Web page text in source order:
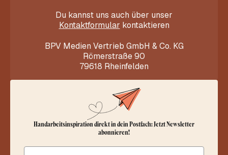
Du kannst uns auch über unser
Kontaktformular kontaktieren
BPV Medien Vertrieb GmbH & Co. KG
Römerstraße 90
79618 Rheinfelden
Handarbeitsinspiration direkt in dein Postfach: Jetzt Newsletter
abonnieren!
Email